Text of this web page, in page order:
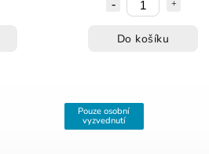
Do košíku
Pouze osobní
vyzvednutí